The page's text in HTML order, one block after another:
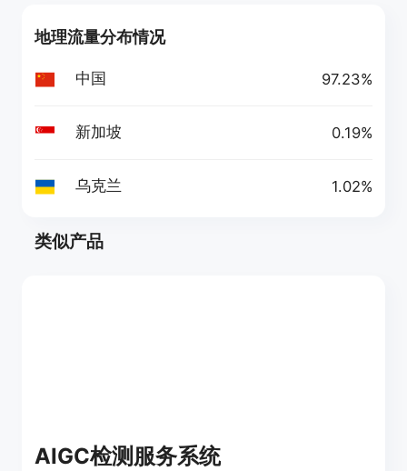
地理流量分布情况
中国 97.23%
新加坡 0.19%
乌克兰 1.02%
类似产品
AIGC检测服务系统